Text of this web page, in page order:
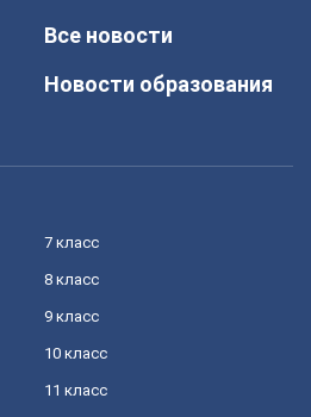
Все новости
Новости образования
7 класс
8 класс
9 класс
10 класс
11 класс